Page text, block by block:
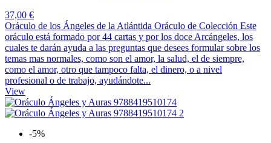
37,00 €
Oráculo de los Ángeles de la Atlántida Oráculo de Colección Este
oráculo está formado por 44 cartas y por los doce Arcángeles, los
cuales te darán ayuda a las preguntas que desees formular sobre los
temas mas normales, como son el amor, la salud, el de siempre,
como el amor, otro que tampoco falta, el dinero, o a nivel
profesional o de trabajo, ayudándote...
View
-5%